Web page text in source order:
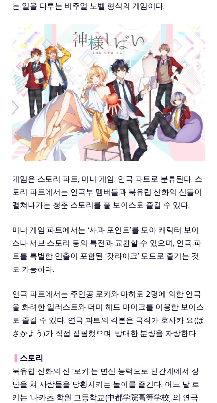
는 일을 다루는 비주얼 노벨 형식의 게임이다.
게임은 스토리 파트, 미니 게임, 연극 파트로 분류된다. 스
토리 파트에서는 연극부 멤버들과 북유럽 신화의 신들이
펼쳐나가는 청춘 스토리를 풀 보이스로 즐길 수 있다.
미니 게임 파트에서는 ‘사과 포인트’를 모아 캐릭터 보이
스나 서브 스토리 등의 특전과 교환할 수 있으며, 연극 파
트를 특별한 연출이 포함된 ‘갓라이크’ 모드로 즐기는 것
도 가능하다.
연극 파트에서는 주인공 로키와 마히로 2명에 의한 연극
을 화려한 일러스트와 더미 헤드 마이크를 이용한 보이스
로 즐길 수 있다. 연극 파트의 각본은 극작가 호사카 요(ほ
さかよう)가 직접 집필했으며, 방대한 분량을 자랑한다.
스토리
북유럽 신화의 신 ‘로키’는 변신 능력으로 인간계에서 장
난을 쳐 사람들을 당황시키는 놀이를 즐긴다. 어느 날 로
키는 ‘나카츠 학원 고등학교(中都学院高等学校)’의 연극